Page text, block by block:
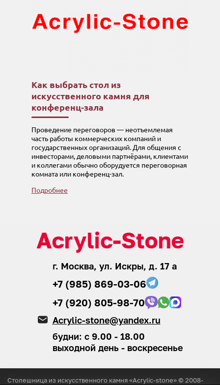
Как выбрать стол из
искусственного камня для
конференц-зала
Проведение переговоров — неотъемлемая
часть работы коммерческих компаний и
государственных организаций. Для общения с
инвесторами, деловыми партнёрами, клиентами
и коллегами обычно оборудуется переговорная
комната или конференц-зал.
Подробнее
г. Москва, ул. Искры, д. 17 а
+7 (985) 869-03-06
+7 (920) 805-98-70
Acrylic-stone@yandex.ru
будни: с 9.00 - 18.00
выходной день - воскресенье
Столешница из искусственного камня «Acrylic-stone» © 2008-